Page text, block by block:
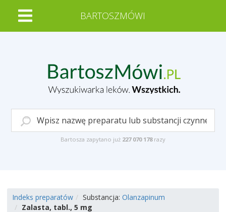
BARTOSZMÓWI
Bartosza zapytano już 227 070 178 razy
Indeks preparatów Substancja: Olanzapinum
Zalasta, tabl., 5 mg